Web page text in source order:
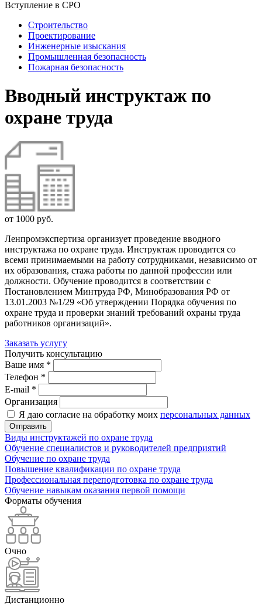
Вступление в СРО
Строительство
Проектирование
Инженерные изыскания
Промышленная безопасность
Пожарная безопасность
Вводный инструктаж по
охране труда
от 1000 руб.
Ленпромэкспертиза организует проведение вводного
инструктажа по охране труда. Инструктаж проводится со
всеми принимаемыми на работу сотрудниками, независимо от
их образования, стажа работы по данной профессии или
должности. Обучение проводится в соответствии с
Постановлением Минтруда РФ, Минобразования РФ от
13.01.2003 №1/29 «Об утверждении Порядка обучения по
охране труда и проверки знаний требований охраны труда
работников организаций».
Заказать услугу
Получить консультацию
Ваше имя *
Телефон *
E-mail *
Организация
Я даю согласие на обработку моих персональных данных
Отправить
Виды инструктажей по охране труда
Обучение специалистов и руководителей предприятий
Обучение по охране труда
Повышение квалификации по охране труда
Профессиональная переподготовка по охране труда
Обучение навыкам оказания первой помощи
Форматы обучения
Очно
Дистанционно